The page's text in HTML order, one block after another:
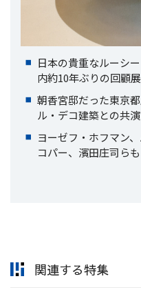
日本の貴重なルーシ
内約10年ぶりの回顧展
朝香宮邸だった東京
ル・デコ建築との共演
ヨーゼフ・ホフマン
コパー、濱田庄司らも
関連する特集